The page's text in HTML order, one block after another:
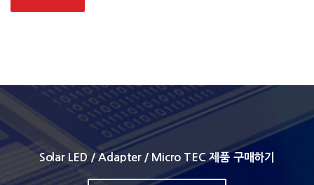
Solar LED / Adapter / Micro TEC 제품 구매하기